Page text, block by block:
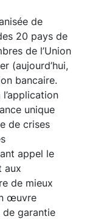
de
20 pays de
de l’Union
(aujourd’hui,
bancaire.
unique
de crises
appel le
aux
de mieux
œuvre
de garantie